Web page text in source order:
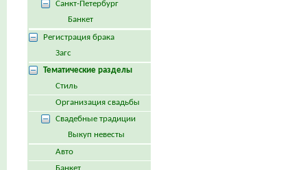
Санкт-Петербург
Банкет
Регистрация брака
Загс
Тематические разделы
Стиль
Организация свадьбы
Свадебные традиции
Выкуп невесты
Авто
Банкет